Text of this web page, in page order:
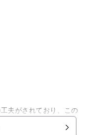
夫がされており、この